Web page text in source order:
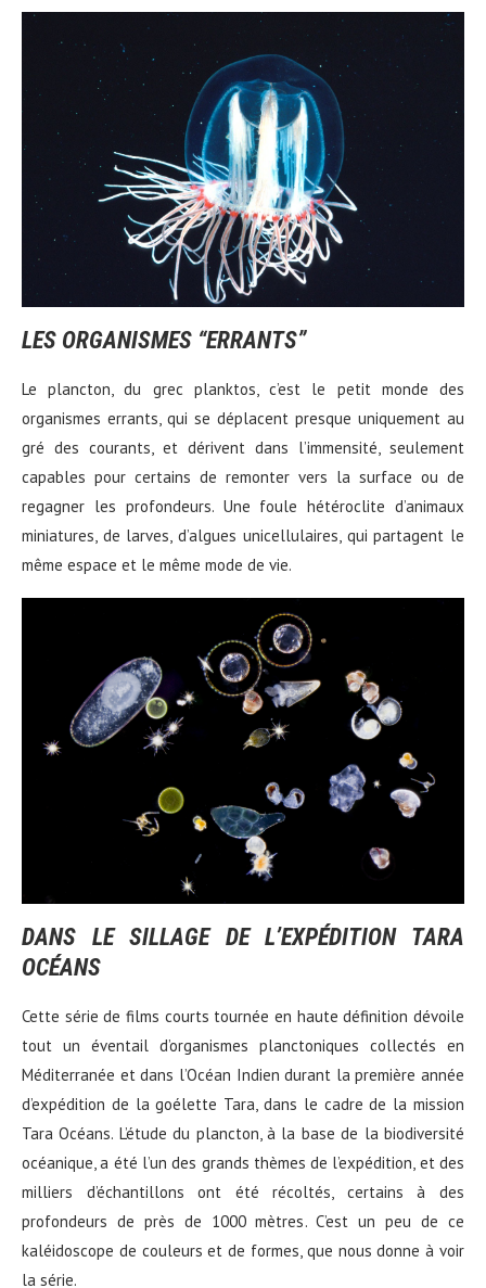
LES ORGANISMES “ERRANTS”
Le plancton, du grec planktos, c’est le petit monde des
organismes errants, qui se déplacent presque uniquement au
gré des courants, et dérivent dans l’immensité, seulement
capables pour certains de remonter vers la surface ou de
regagner les profondeurs. Une foule hétéroclite d’animaux
miniatures, de larves, d’algues unicellulaires, qui partagent le
même espace et le même mode de vie.
DANS LE SILLAGE DE L’EXPÉDITION TARA
OCÉANS
Cette série de films courts tournée en haute définition dévoile
tout un éventail d’organismes planctoniques collectés en
Méditerranée et dans l’Océan Indien durant la première année
d’expédition de la goélette Tara, dans le cadre de la mission
Tara Océans. L’étude du plancton, à la base de la biodiversité
océanique, a été l’un des grands thèmes de l’expédition, et des
milliers d’échantillons ont été récoltés, certains à des
profondeurs de près de 1000 mètres. C’est un peu de ce
kaléidoscope de couleurs et de formes, que nous donne à voir
la série.